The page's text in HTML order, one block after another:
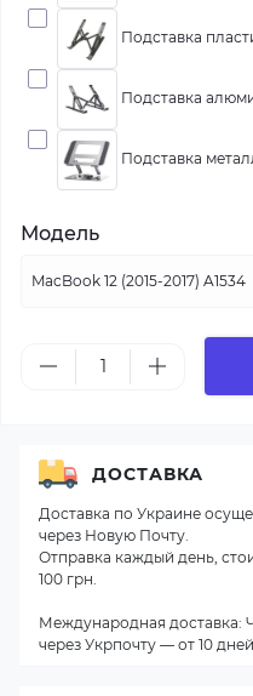
Подставка
Подставка
Подставка
Модель
ДОСТАВКА
Доставка по Украине
через Новую Почту.
Отправка каждый день,
100 грн.
Международная доставка:
через Укрпочту — от 10